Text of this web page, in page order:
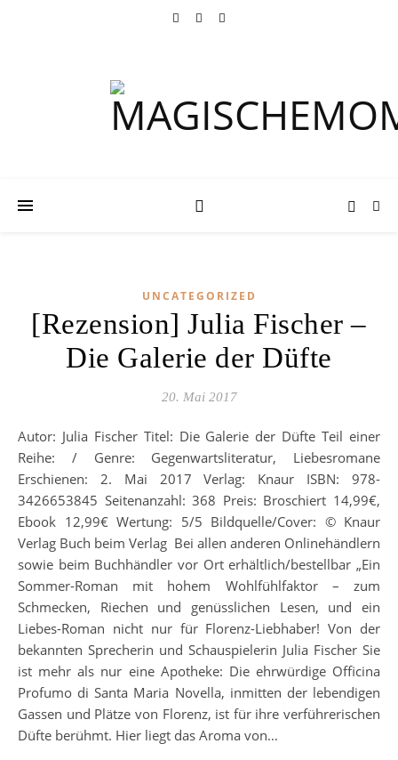
UNCATEGORIZED
[Rezension] Julia Fischer –
Die Galerie der Düfte
20. Mai 2017
Autor: Julia Fischer Titel: Die Galerie der Düfte Teil einer
Reihe: / Genre: Gegenwartsliteratur, Liebesromane
Erschienen: 2. Mai 2017 Verlag: Knaur ISBN: 978-
3426653845 Seitenanzahl: 368 Preis: Broschiert 14,99€,
Ebook 12,99€ Wertung: 5/5 Bildquelle/Cover: © Knaur
Verlag Buch beim Verlag Bei allen anderen Onlinehändlern
sowie beim Buchhändler vor Ort erhältlich/bestellbar „Ein
Sommer-Roman mit hohem Wohlfühlfaktor – zum
Schmecken, Riechen und genüsslichen Lesen, und ein
Liebes-Roman nicht nur für Florenz-Liebhaber! Von der
bekannten Sprecherin und Schauspielerin Julia Fischer Sie
ist mehr als nur eine Apotheke: Die ehrwürdige Officina
Profumo di Santa Maria Novella, inmitten der lebendigen
Gassen und Plätze von Florenz, ist für ihre verführerischen
Düfte berühmt. Hier liegt das Aroma von…